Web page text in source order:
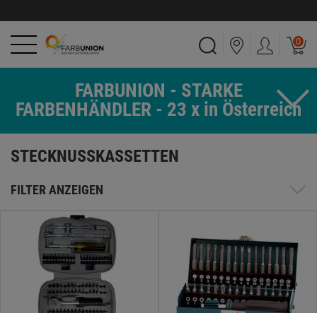
0
FARBUNION - STARKE
FARBENHÄNDLER - 23 x in Österreich
STECKNUSSKASSETTEN
FILTER ANZEIGEN